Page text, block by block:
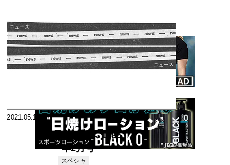
2021.05.10
ニュース 1985
年2月号
スペシャ